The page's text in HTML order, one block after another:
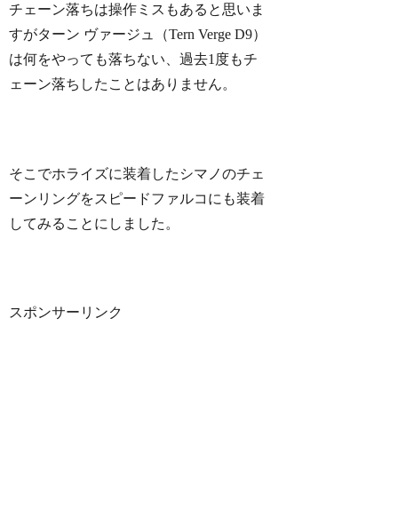
チェーン落ちは操作ミスもあると思いま
すがターン ヴァージュ（Tern Verge D9）
は何をやっても落ちない、過去1度もチ
ェーン落ちしたことはありません。
そこでホライズに装着したシマノのチェ
ーンリングをスピードファルコにも装着
してみることにしました。
スポンサーリンク